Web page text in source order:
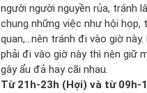
người người nguyền rủa, tránh
chung những việc như hội họp,
quan,…nên tránh đi vào giờ
phải đi vào giờ này thì nên giữ
gây ẩu đả hay cãi nhau.
Từ 21h-23h (Hợi) và từ 09h-